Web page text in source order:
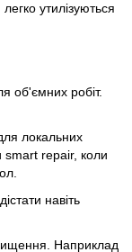
утилізуються
об'ємних робіт.
локальних
smart repair, коли
навіть
Наприклад